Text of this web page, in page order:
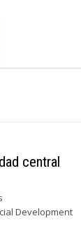
central
Development